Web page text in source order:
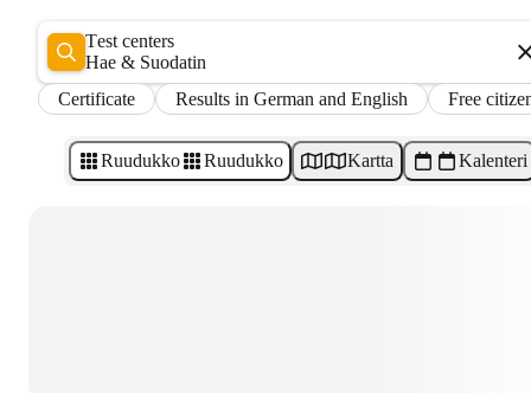
Test centers
Hae & Suodatin
Certificate
Results in German and English Free
Ruudukko Ruudukko Kartta Kalenteri